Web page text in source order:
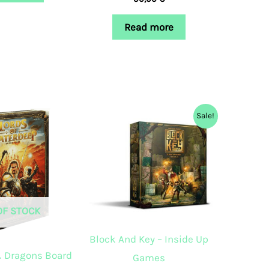
Read more
STOCK
Board
Sale!
Block And Key – Inside Up
Games
price
was:
55,00 €.
Current
price
is:
39,99 €.